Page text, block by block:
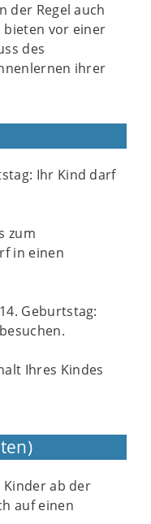
der Regel auch
bieten vor einer
des
ihrer
Ihr Kind darf
zum
in einen
Geburtstag:
Ihres Kindes
Kinder ab der
auf einen